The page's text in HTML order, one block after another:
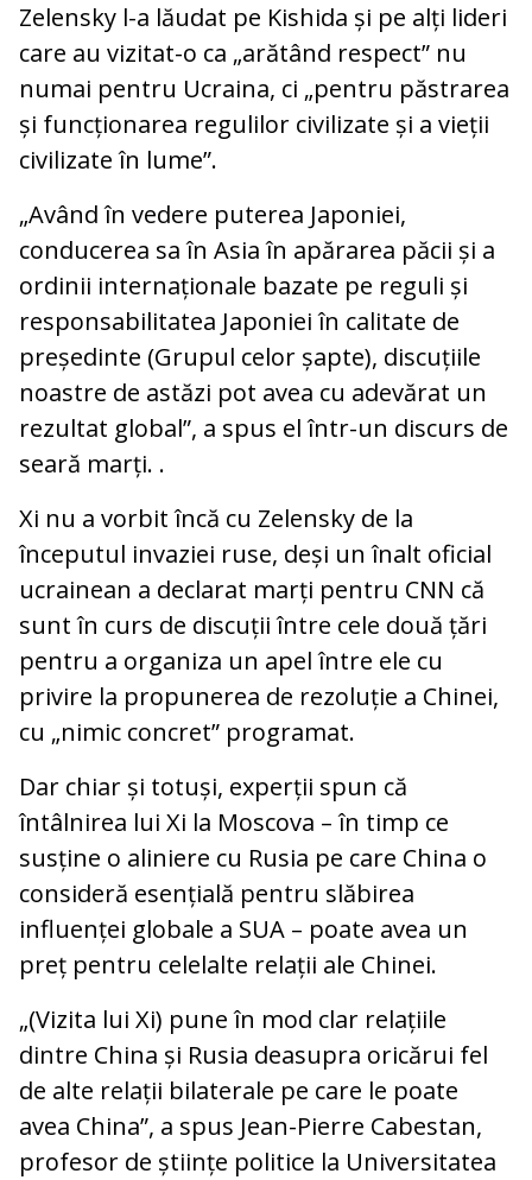
Zelensky l-a lăudat pe Kishida și pe alți lideri
care au vizitat-o ca „arătând respect” nu
numai pentru Ucraina, ci „pentru păstrarea
și funcționarea regulilor civilizate și a vieții
civilizate în lume”.
„Având în vedere puterea Japoniei,
conducerea sa în Asia în apărarea păcii și a
ordinii internaționale bazate pe reguli și
responsabilitatea Japoniei în calitate de
președinte (Grupul celor șapte), discuțiile
noastre de astăzi pot avea cu adevărat un
rezultat global”, a spus el într-un discurs de
seară marți. .
Xi nu a vorbit încă cu Zelensky de la
începutul invaziei ruse, deși un înalt oficial
ucrainean a declarat marți pentru CNN că
sunt în curs de discuții între cele două țări
pentru a organiza un apel între ele cu
privire la propunerea de rezoluție a Chinei,
cu „nimic concret” programat.
Dar chiar și totuși, experții spun că
întâlnirea lui Xi la Moscova – în timp ce
susține o aliniere cu Rusia pe care China o
consideră esențială pentru slăbirea
influenței globale a SUA – poate avea un
preț pentru celelalte relații ale Chinei.
„(Vizita lui Xi) pune în mod clar relațiile
dintre China și Rusia deasupra oricărui fel
de alte relații bilaterale pe care le poate
avea China”, a spus Jean-Pierre Cabestan,
profesor de științe politice la Universitatea